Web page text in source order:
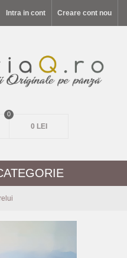
Intra in cont Creare cont nou
0
0 LEI